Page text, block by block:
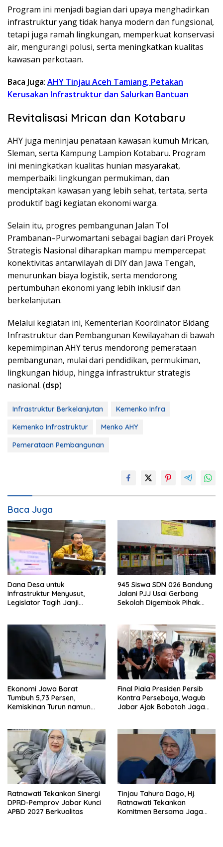
Program ini menjadi bagian dari upaya menghadirkan
infrastruktur yang tidak hanya modern dan fungsional,
tetapi juga ramah lingkungan, memperkuat konservasi
air, mengurangi polusi, serta meningkatkan kualitas
kawasan perkotaan.
Baca Juga: AHY Tinjau Aceh Tamiang, Petakan
Kerusakan Infrastruktur dan Salurkan Bantuan
Revitalisasi Mrican dan Kotabaru
AHY juga meninjau penataan kawasan kumuh Mrican,
Sleman, serta Kampung Lampion Kotabaru. Program
ini meningkatkan kualitas hunian masyarakat,
memperbaiki lingkungan permukiman, dan
menciptakan kawasan yang lebih sehat, tertata, serta
produktif bagi kegiatan ekonomi warga.
Selain itu, progres pembangunan Jalan Tol
Prambanan–Purwomartani sebagai bagian dari Proyek
Strategis Nasional diharapkan mampu mempercepat
konektivitas antarwilayah di DIY dan Jawa Tengah,
menurunkan biaya logistik, serta mendorong
pertumbuhan ekonomi yang lebih inklusif dan
berkelanjutan.
Melalui kegiatan ini, Kementerian Koordinator Bidang
Infrastruktur dan Pembangunan Kewilayahan di bawah
kepemimpinan AHY terus mendorong pemerataan
pembangunan, mulai dari pendidikan, permukiman,
lingkungan hidup, hingga infrastruktur strategis
nasional. (dsp)
Infrastruktur Berkelanjutan
Kemenko Infra
Kemenko Infrastruktur
Menko AHY
Pemerataan Pembangunan
Baca Juga
Dana Desa untuk
Infrastruktur Menyusut,
Legislator Tagih Janji
945 Siswa SDN 026 Bandung
Jalani PJJ Usai Gerbang
Sekolah Digembok Pihak
Ekonomi Jawa Barat
Tumbuh 5,73 Persen,
Kemiskinan Turun namun
Final Piala Presiden Persib
Kontra Persebaya, Wagub
Jabar Ajak Bobotoh Jaga
Ratnawati Tekankan Sinergi
DPRD-Pemprov Jabar Kunci
APBD 2027 Berkualitas
Tinjau Tahura Dago, Hj.
Ratnawati Tekankan
Komitmen Bersama Jaga